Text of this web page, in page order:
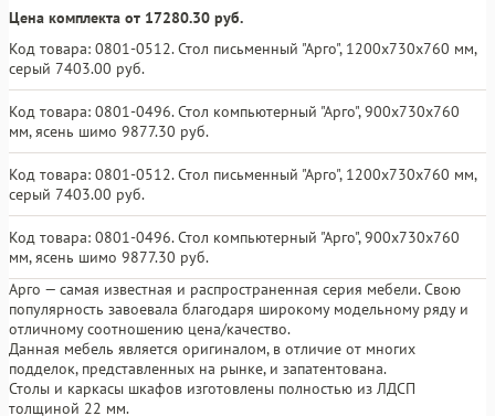
Цена комплекта от 17280.30 руб.
Код товара: 0801-0512. Стол письменный "Арго", 1200х730х760 мм,
серый 7403.00 руб.
Код товара: 0801-0496. Стол компьютерный "Арго", 900х730х760
мм, ясень шимо 9877.30 руб.
Код товара: 0801-0512. Стол письменный "Арго", 1200х730х760 мм,
серый 7403.00 руб.
Код товара: 0801-0496. Стол компьютерный "Арго", 900х730х760
мм, ясень шимо 9877.30 руб.
Арго — самая известная и распространенная серия мебели. Свою
популярность завоевала благодаря широкому модельному ряду и
отличному соотношению цена/качество.
Данная мебель является оригиналом, в отличие от многих
подделок, представленных на рынке, и запатентована.
Столы и каркасы шкафов изготовлены полностью из ЛДСП
толщиной 22 мм.